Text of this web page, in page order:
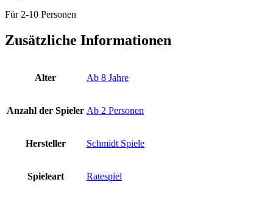
Für 2-10 Personen
Zusätzliche Informationen
Alter Ab 8 Jahre
Anzahl der Spieler Ab 2 Personen
Hersteller Schmidt Spiele
Spieleart Ratespiel